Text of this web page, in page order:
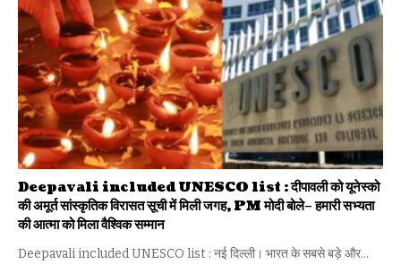
Deepavali included UNESCO list : दीपावली को यूनेस्को
की अमूर्त सांस्कृतिक विरासत सूची में मिली जगह, PM मोदी बोले– हमारी सभ्यता
की आत्मा को मिला वैश्विक सम्मान
Deepavali included UNESCO list : नई दिल्ली। भारत के सबसे बड़े और…